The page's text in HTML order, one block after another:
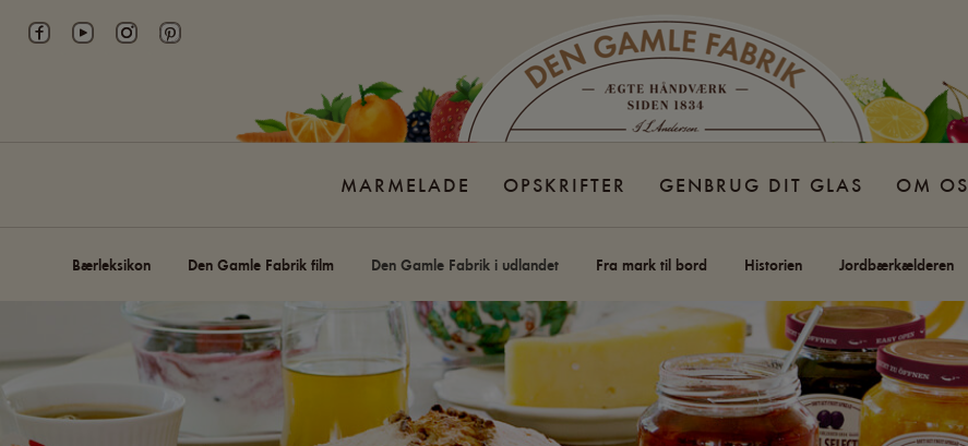
MARMELADE OPSKRIFTER GENBRUG DIT GLAS OM OS
Bærleksikon Den Gamle Fabrik film Den Gamle Fabrik i udlandet Fra mark til bord Historien Jordbærkælderen